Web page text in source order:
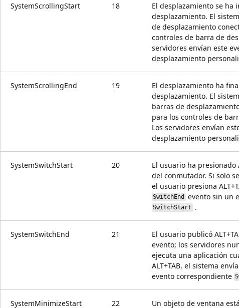
SystemScrollingStart 18
El desplazamiento se ha
desplazamiento. El
de desplazamiento
controles de barra de
servidores envían este
desplazamiento
SystemScrollingEnd 19
El desplazamiento ha
desplazamiento. El
barras de
para los controles de
Los servidores envían
desplazamiento
SystemSwitchStart 20
El usuario ha presionado
del conmutador. Si solo
el usuario presiona
SwitchEnd evento sin un
SwitchStart .
SystemSwitchEnd 21 El usuario publicó
evento; los servidores
ejecuta una aplicación
ALT+TAB, el sistema
evento correspondiente
SystemMinimizeStart 22 Un objeto de ventana